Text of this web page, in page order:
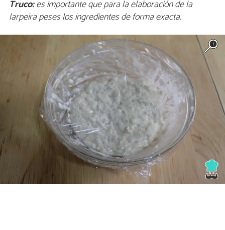
Truco:es importante que para la elaboración de la
larpeira peses los ingredientes de forma exacta.